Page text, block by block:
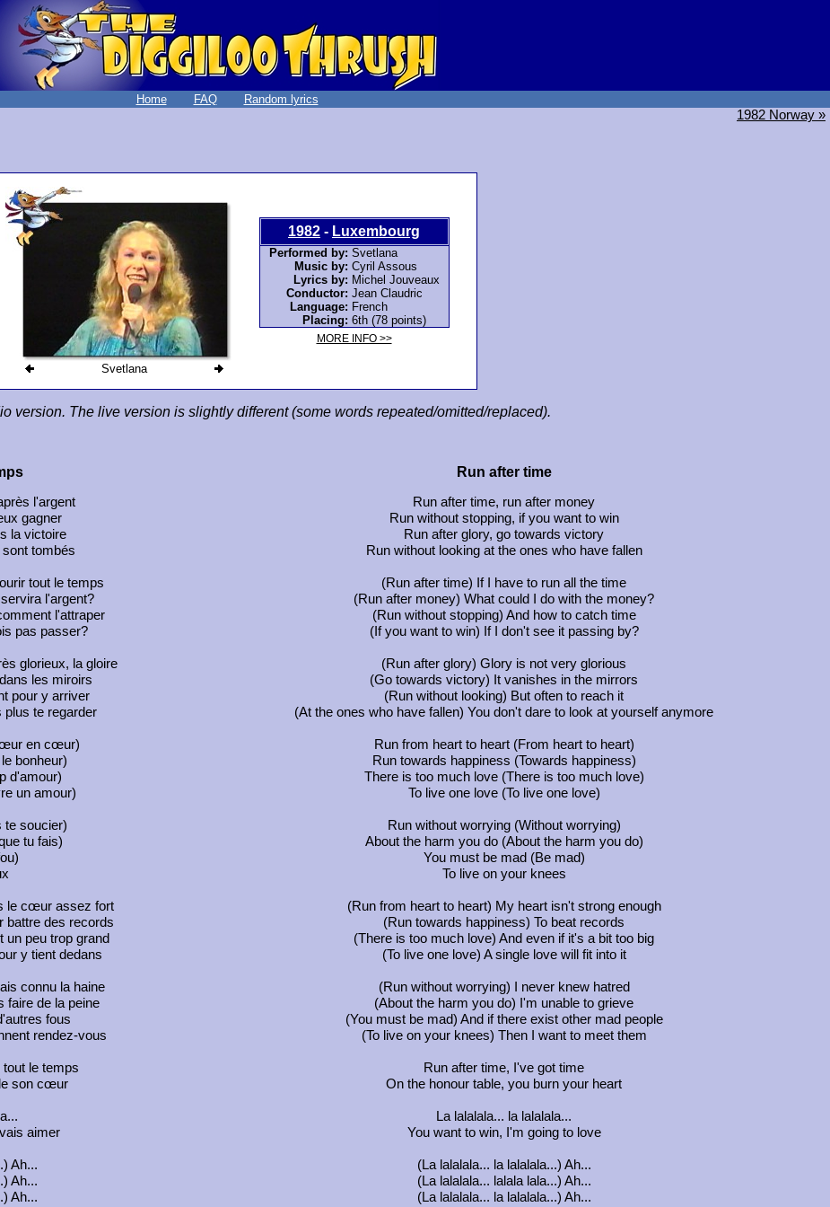
Home FAQ Random lyrics
1982 Norway »
Svetlana
1982 - Luxembourg
Performed by: Svetlana
Music by: Cyril Assous
Lyrics by: Michel Jouveaux
Conductor: Jean Claudric
Language: French
Placing: 6th (78 points)
MORE INFO >>
version. The live version is slightly different (some words repeated/omitted/replaced).
Run after time
l'argent
Run after time, run after money
gagner
Run without stopping, if you want to win
la victoire
Run after glory, go towards victory
tombés
Run without looking at the ones who have fallen
tout le temps
(Run after time) If I have to run all the time
l'argent?
(Run after money) What could I do with the money?
l'attraper
(Run without stopping) And how to catch time
pas passer?
(If you want to win) If I don't see it passing by?
glorieux, la gloire
(Run after glory) Glory is not very glorious
les miroirs
(Go towards victory) It vanishes in the mirrors
pour y arriver
(Run without looking) But often to reach it
plus te regarder
(At the ones who have fallen) You don't dare to look at yourself anymore
en cœur)
Run from heart to heart (From heart to heart)
bonheur)
Run towards happiness (Towards happiness)
d'amour)
There is too much love (There is too much love)
un amour)
To live one love (To live one love)
te soucier)
Run without worrying (Without worrying)
tu fais)
About the harm you do (About the harm you do)
You must be mad (Be mad)
To live on your knees
le cœur assez fort
(Run from heart to heart) My heart isn't strong enough
battre des records
(Run towards happiness) To beat records
un peu trop grand
(There is too much love) And even if it's a bit too big
y tient dedans
(To live one love) A single love will fit into it
connu la haine
(Run without worrying) I never knew hatred
faire de la peine
(About the harm you do) I'm unable to grieve
fous
(You must be mad) And if there exist other mad people
rendez-vous
(To live on your knees) Then I want to meet them
le temps
Run after time, I've got time
son cœur
On the honour table, you burn your heart
La lalalala... la lalalala...
aimer
You want to win, I'm going to love
Ah...
(La lalalala... la lalalala...) Ah...
Ah...
(La lalalala... lalala lala...) Ah...
Ah...
(La lalalala... la lalalala...) Ah...